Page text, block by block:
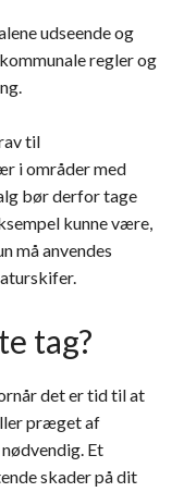
udseende og
regler og
til
i områder med
bør derfor tage
kunne være,
må anvendes
tag?
det er tid til at
præget af
Et
skader på dit